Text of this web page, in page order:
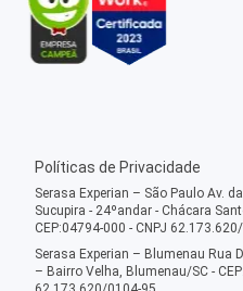
Políticas de Privacidade
Serasa Experian – São Paulo Av.
Sucupira - 24ºandar - Chácara
CEP:04794-000 - CNPJ
Serasa Experian – Blumenau Rua
– Bairro Velha, Blumenau/SC -